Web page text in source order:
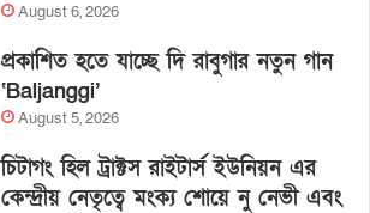
August 6, 2026
প্রকাশিত হতে যাচ্ছে দি রাবুগার নতুন গান
‘Baljanggi’
August 5, 2026
চিটাগং হিল ট্রাক্টস রাইটার্স ইউনিয়ন এর
কেন্দ্রীয় নেতৃত্বে মংক্য শোয়ে নু নেভী এবং